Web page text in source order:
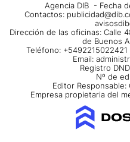
Agencia DIB - Fecha
Contactos:
Dirección de las oficinas: Calle
de Buenos
Teléfono:
Email:
Registro
Nº de
Editor Responsable:
Empresa propietaria del